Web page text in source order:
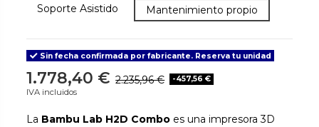
Más que la garantía: asistencia y soporte. Resuelve
Soporte Asistido Garantía básica. Lo que el
Mantenimiento propio
Sin fecha confirmada por fabricante. Reserva tu unidad
1.778,40 € 2.235,96 € -457,56 €
IVA incluidos
La Bambu Lab H2D Combo es una impresora 3D